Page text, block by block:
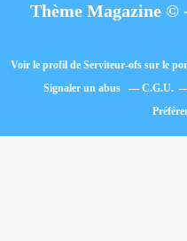
Thème Magazine ©
Voir le profil de Serviteur-ofssur le
Signaler un abus
C.G.U.